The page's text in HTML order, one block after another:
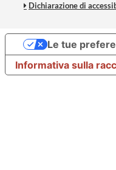
Dichiarazione di
Informativa sulla
Le tue